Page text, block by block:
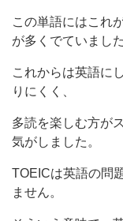
この単語にはこれ
が多くでていました
これからは英語に
りにくく、
多読を楽しむ方が
気がしました。
TOEICは英語の問
ません。